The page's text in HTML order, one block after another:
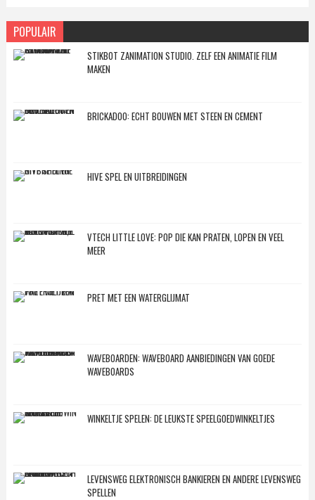
POPULAIR
STIKBOT ZANIMATION STUDIO. ZELF EEN ANIMATIE FILM
MAKEN
BRICKADOO: ECHT BOUWEN MET STEEN EN CEMENT
HIVE SPEL EN UITBREIDINGEN
VTECH LITTLE LOVE: POP DIE KAN PRATEN, LOPEN EN VEEL
MEER
PRET MET EEN WATERGLIJMAT
WAVEBOARDEN: WAVEBOARD AANBIEDINGEN VAN GOEDE
WAVEBOARDS
WINKELTJE SPELEN: DE LEUKSTE SPEELGOEDWINKELTJES
LEVENSWEG ELEKTRONISCH BANKIEREN EN ANDERE LEVENSWEG
SPELLEN